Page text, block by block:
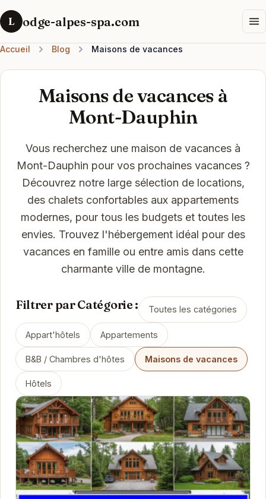
L odge-alpes-spa.com
Accueil Blog Maisons de vacances
Maisons de vacances à
Mont-Dauphin
Vous recherchez une maison de vacances à
Mont-Dauphin pour vos prochaines vacances ?
Découvrez notre large sélection de locations,
des chalets confortables aux appartements
modernes, pour tous les budgets et toutes les
envies. Trouvez l'hébergement idéal pour des
vacances en famille ou entre amis dans cette
charmante ville de montagne.
Filtrer par Catégorie : Toutes les catégories
Appart'hôtels Appartements
B&B / Chambres d'hôtes Maisons de vacances
Hôtels